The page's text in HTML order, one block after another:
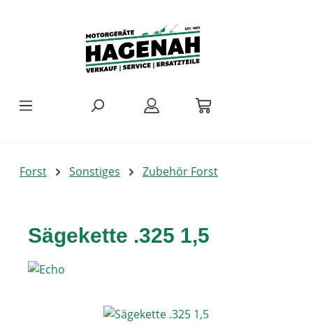
Forst Sonstiges Zubehör Forst
Sägekette .325 1,5
Bildergalerie überspringen